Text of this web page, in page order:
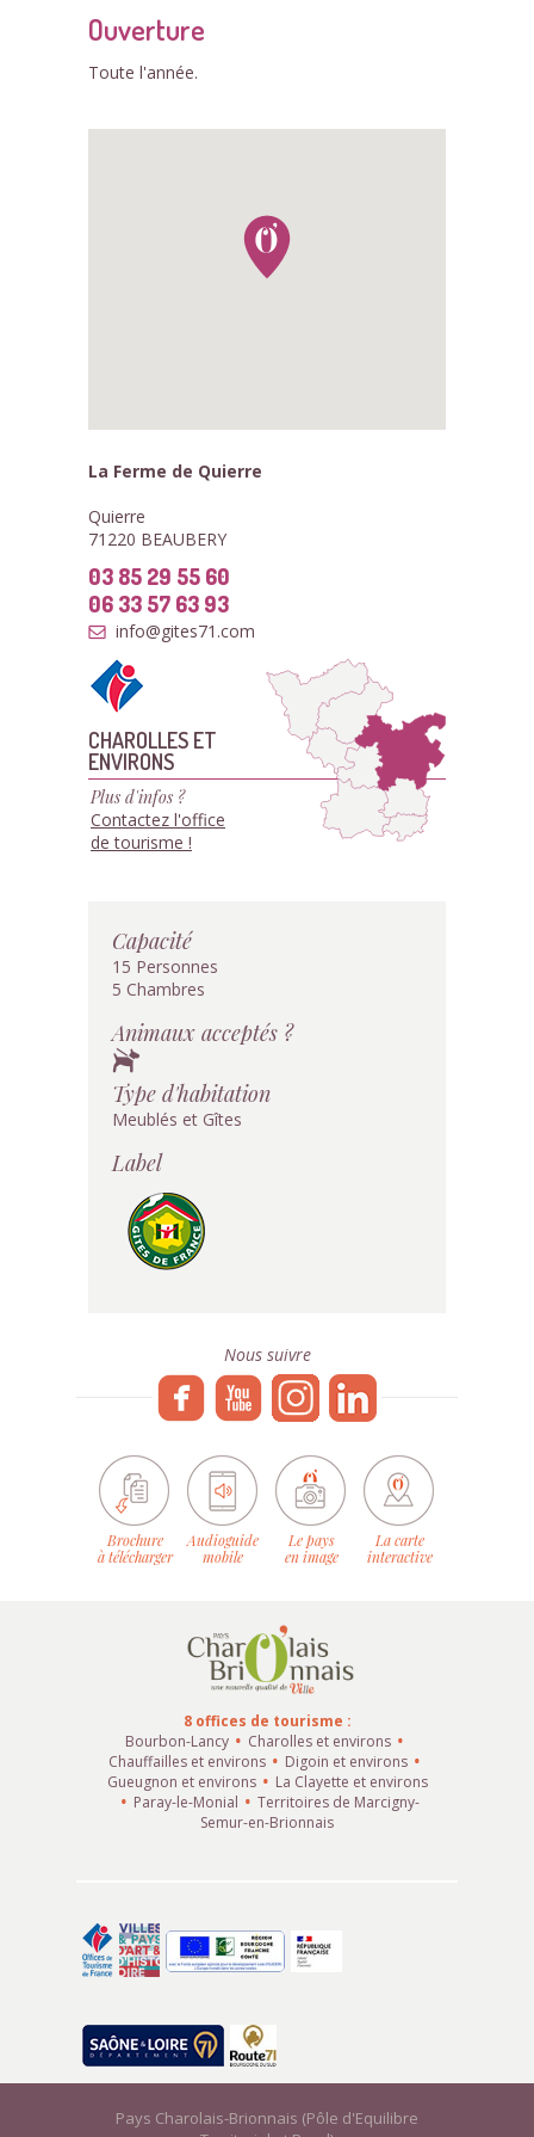
Ouverture
Toute l'année.
La Ferme de Quierre
Quierre
71220 BEAUBERY
03 85 29 55 60
06 33 57 63 93
info@gites71.com
CHAROLLES ET
ENVIRONS
Plus d'infos ?
Contactez l'office
de tourisme !
Capacité
15 Personnes
5 Chambres
Animaux acceptés ?
Type d'habitation
Meublés et Gîtes
Label
Nous suivre
Brochure
à télécharger
Audioguide
mobile
Le pays
en image
La carte
interactive
8 offices de tourisme :
Bourbon-Lancy
Charolles et environs
Chauffailles et environs
Digoin et environs
Gueugnon et environs
La Clayette et environs
Paray-le-Monial
Territoires de Marcigny-
Semur-en-Brionnais
Pays Charolais-Brionnais (Pôle d'Equilibre